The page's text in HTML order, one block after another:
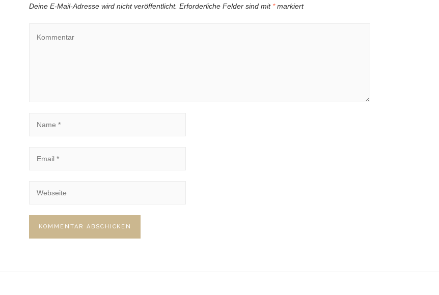
Deine E-Mail-Adresse wird nicht veröffentlicht. Erforderliche Felder sind mit *markiert